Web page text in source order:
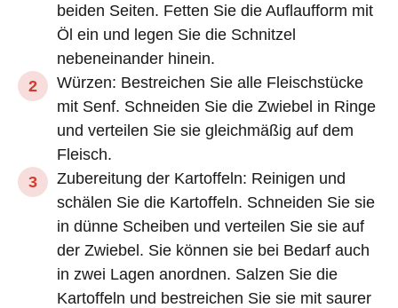
beiden Seiten. Fetten Sie die Auflaufform mit
Öl ein und legen Sie die Schnitzel
nebeneinander hinein.
Würzen: Bestreichen Sie alle Fleischstücke
mit Senf. Schneiden Sie die Zwiebel in Ringe
und verteilen Sie sie gleichmäßig auf dem
Fleisch.
Zubereitung der Kartoffeln: Reinigen und
schälen Sie die Kartoffeln. Schneiden Sie sie
in dünne Scheiben und verteilen Sie sie auf
der Zwiebel. Sie können sie bei Bedarf auch
in zwei Lagen anordnen. Salzen Sie die
Kartoffeln und bestreichen Sie sie mit saurer